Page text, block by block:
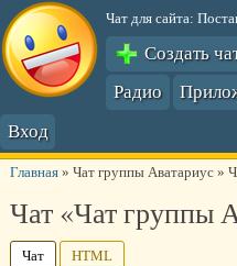
Чат для сайта:
Создать
Радио
Вход
Главная» Чат группы Аватариус»
Чат «Чат группы
Чат
HTML